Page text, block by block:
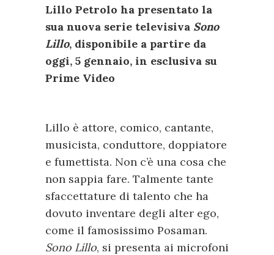
Lillo Petrolo ha presentato la
sua nuova serie televisiva Sono
Lillo, disponibile a partire da
oggi, 5 gennaio, in esclusiva su
Prime Video
Lillo è attore, comico, cantante,
musicista, conduttore, doppiatore
e fumettista. Non c’è una cosa che
non sappia fare. Talmente tante
sfaccettature di talento che ha
dovuto inventare degli alter ego,
come il famosissimo Posaman.
Sono Lillo, si presenta ai microfoni